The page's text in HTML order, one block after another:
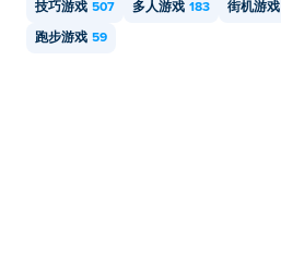
技巧游戏 507 多人游戏 183 街机游戏
跑步游戏 59